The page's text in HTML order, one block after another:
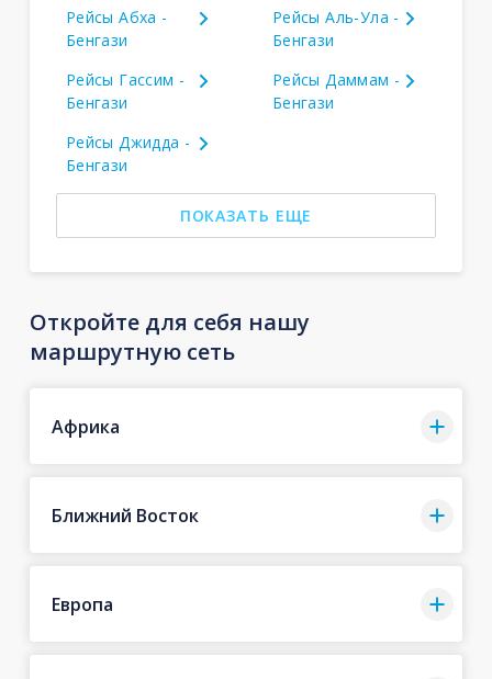
Рейсы Абха -
Бенгази
Рейсы Аль-Ула -
Бенгази
Рейсы Гассим -
Бенгази
Рейсы Даммам -
Бенгази
Рейсы Джидда -
Бенгази
ПОКАЗАТЬ ЕЩЕ
Откройте для себя нашу
маршрутную сеть
Африка
Ближний Восток
Европа